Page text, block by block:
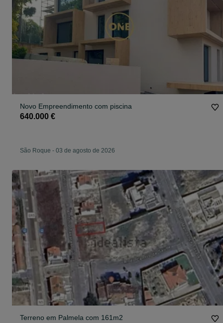
Novo Empreendimento com piscina
640.000 €
São Roque - 03 de agosto de 2026
Terreno em Palmela com 161m2